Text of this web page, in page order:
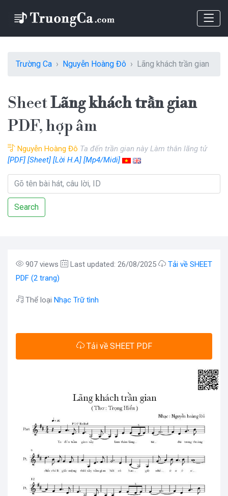
Trường Ca Nguyễn Hoàng Đô Lãng khách trần gian
SheetLãng khách trần gian
PDF, hợp âm
Nguyễn Hoàng Đô Ta đến trần gian này Làm thân lãng tử
[PDF] [Sheet] [Lời H.A] [Mp4/Midi]
Search
907 views Last updated: 26/08/2025
Tải về SHEET
PDF (2 trang)
Thể loại Nhạc Trữ tình
Tải về SHEET PDF